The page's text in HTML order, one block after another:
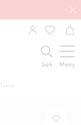
Søk Meny
Torre